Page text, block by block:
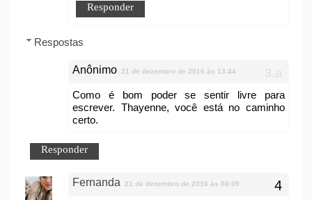
Responder
Respostas
Anônimo 21 de dezembro de 2016 às 13:44
Como é bom poder se sentir livre para
escrever. Thayenne, você está no caminho
certo.
Responder
Fernanda 21 de dezembro de 2016 às 08:09